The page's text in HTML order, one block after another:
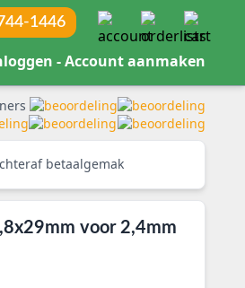
1446
- Account aanmaken
betaalgemak
voor 2,4mm